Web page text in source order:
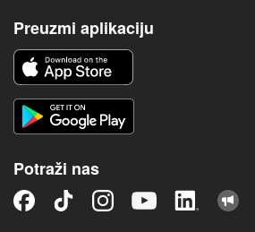
Preuzmi aplikaciju
Potraži nas